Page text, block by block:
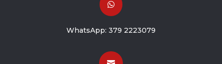

WhatsApp: 379 2223079